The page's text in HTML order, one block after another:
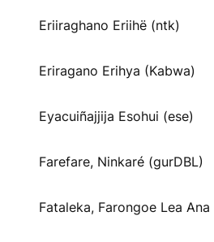
Eriiraghano Eriihë (ntk)
Eriragano Erihya (Kabwa)
Eyacuiñajjija Esohui (ese)
Farefare, Ninkaré (gurDBL)
Fataleka, Farongoe Lea